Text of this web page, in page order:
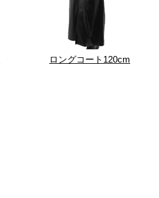
ロングコート120cm